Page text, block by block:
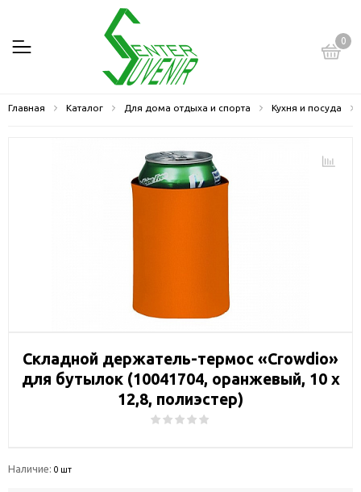
0
Главная Каталог Для дома отдыха и спорта Кухня и посуда
Складной держатель-термос «Crowdio»
для бутылок (10041704, оранжевый, 10 х
12,8, полиэстер)
Наличие: 0 шт